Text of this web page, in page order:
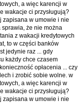
a więc karencji w
wakacje ci przysługują?
zapisana w umowie i nie
sprawia, że nie można
z wakacji kredytowych
to w części banków
jedynie raz ... gdy
każdy chce czasem
opłacenia ... czy
i zrobić sobie wolne. w
a więc karencji w
wakacje ci przysługują?
zapisana w umowie i nie